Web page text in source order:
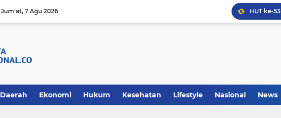
Jum'at 7 Agu 2026
Daerah Ekonomi Hukum Kesehatan Lifestyle Nasional News